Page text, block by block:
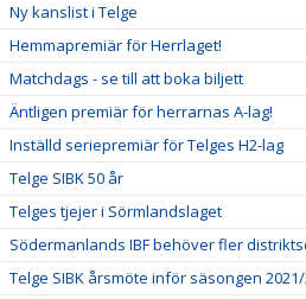
Ny kanslist i Telge
Hemmapremiär för Herrlaget!
Matchdags - se till att boka biljett
Äntligen premiär för herrarnas A-lag!
Inställd seriepremiär för Telges H2-lag
Telge SIBK 50 år
Telges tjejer i Sörmlandslaget
Södermanlands IBF behöver fler
Telge SIBK årsmöte inför säsongen